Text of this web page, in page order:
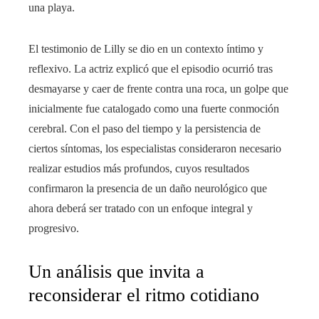
una playa.
El testimonio de Lilly se dio en un contexto íntimo y
reflexivo. La actriz explicó que el episodio ocurrió tras
desmayarse y caer de frente contra una roca, un golpe que
inicialmente fue catalogado como una fuerte conmoción
cerebral. Con el paso del tiempo y la persistencia de
ciertos síntomas, los especialistas consideraron necesario
realizar estudios más profundos, cuyos resultados
confirmaron la presencia de un daño neurológico que
ahora deberá ser tratado con un enfoque integral y
progresivo.
Un análisis que invita a
reconsiderar el ritmo cotidiano